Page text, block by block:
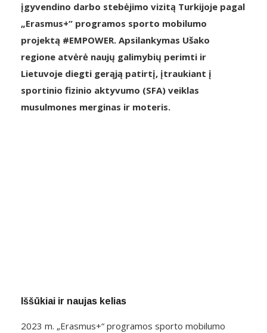
įgyvendino darbo stebėjimo vizitą Turkijoje pagal
„Erasmus+“ programos sporto mobilumo
projektą #EMPOWER. Apsilankymas Ušako
regione atvėrė naujų galimybių perimti ir
Lietuvoje diegti gerąją patirtį, įtraukiant į
sportinio fizinio aktyvumo (SFA) veiklas
musulmones merginas ir moteris.
Iššūkiai ir naujas kelias
2023 m. „Erasmus+“ programos sporto mobilumo